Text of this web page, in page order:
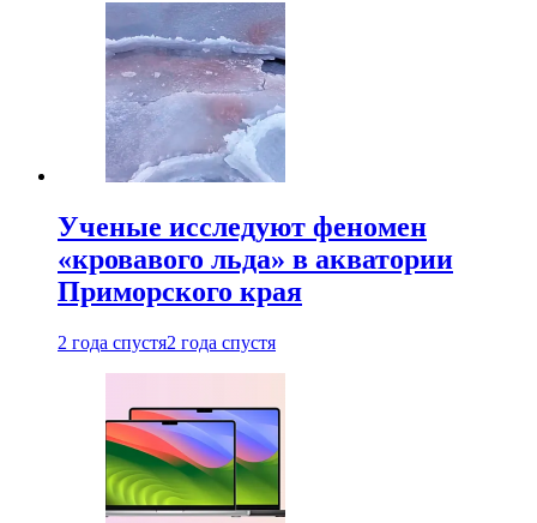
Ученые исследуют феномен
«кровавого льда» в акватории
Приморского края
2 года спустя2 года спустя